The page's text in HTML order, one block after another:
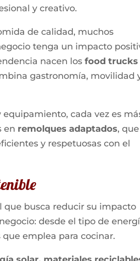
y creativo.
de calidad, muchos
tenga un impacto
nacen los food trucks
gastronomía, movilidad
equipamiento, cada vez es
en remolques adaptados, que
y respetuosas con el
que busca reducir su impacto
desde el tipo de
emplea para cocinar.